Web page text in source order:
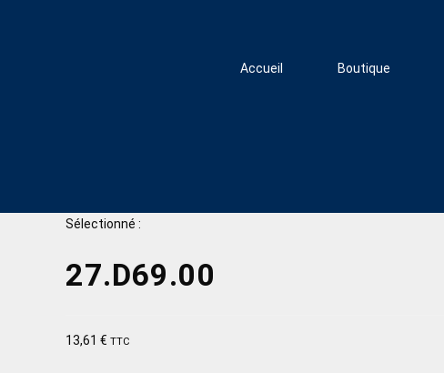
Accueil Boutique
Sélectionné :
27.D69.00
13,61 € TTC